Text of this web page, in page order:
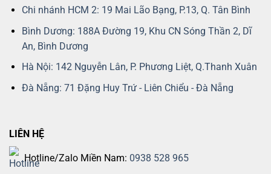
Chi nhánh HCM 2: 19 Mai Lão Bạng, P.13, Q. Tân Bình
Bình Dương: 188A Đường 19, Khu CN Sóng Thần 2, Dĩ
An, Bình Dương
Hà Nội: 142 Nguyễn Lân, P. Phương Liệt, Q.Thanh Xuân
Đà Nẵng: 71 Đặng Huy Trứ - Liên Chiểu - Đà Nẵng
LIÊN HỆ
Hotline/Zalo Miền Nam: 0938 528 965